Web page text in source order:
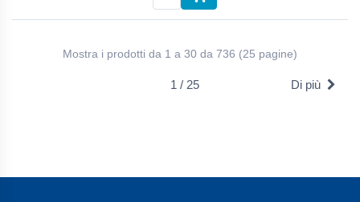
Mostra i prodotti da 1 a 30 da 736 (25 pagine)
1 / 25 Di più